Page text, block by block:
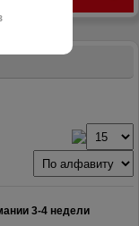
3-4 недели